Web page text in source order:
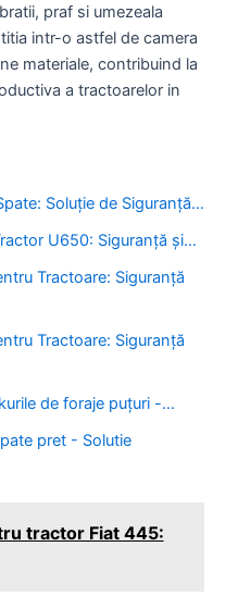
praf si umezeala
intr-o astfel de camera
materiale, contribuind la
a tractoarelor in
Soluție de Siguranță…
U650: Siguranță și…
Tractoare: Siguranță
Tractoare: Siguranță
de foraje puțuri -…
pret - Solutie
tractor Fiat 445: